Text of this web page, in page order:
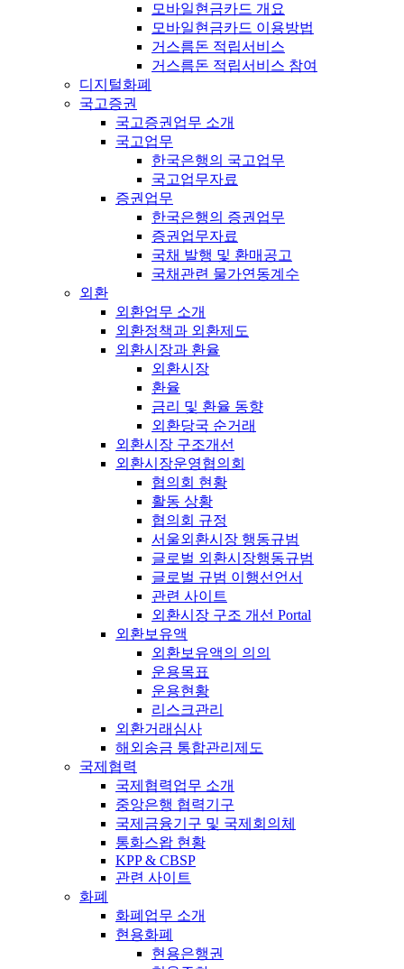
모바일현금카드 개요
모바일현금카드 이용방법
거스름돈 적립서비스
거스름돈 적립서비스 참여
디지털화폐
국고증권
국고증권업무 소개
국고업무
한국은행의 국고업무
국고업무자료
증권업무
한국은행의 증권업무
증권업무자료
국채 발행 및 환매공고
국채관련 물가연동계수
외환
외환업무 소개
외환정책과 외환제도
외환시장과 환율
외환시장
환율
금리 및 환율 동향
외환당국 순거래
외환시장 구조개선
외환시장운영협의회
협의회 현황
활동 상황
협의회 규정
서울외환시장 행동규범
글로벌 외환시장행동규범
글로벌 규범 이행선언서
관련 사이트
외환시장 구조 개선 Portal
외환보유액
외환보유액의 의의
운용목표
운용현황
리스크관리
외환거래심사
해외송금 통합관리제도
국제협력
국제협력업무 소개
중앙은행 협력기구
국제금융기구 및 국제회의체
통화스왑 현황
KPP & CBSP
관련 사이트
화폐
화폐업무 소개
현용화폐
현용은행권